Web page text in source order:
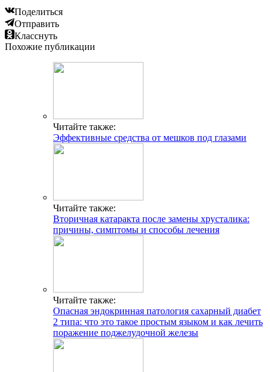
Поделиться
Отправить
Класснуть
Похожие публикации
Читайте также:
Эффективные средства от мешков под глазами
Читайте также:
Вторичная катаракта после замены хрусталика:
причины, симптомы и способы лечения
Читайте также:
Опасная эндокринная патология сахарный диабет
2 типа: что это такое простым языком и как лечить
поражение поджелудочной железы